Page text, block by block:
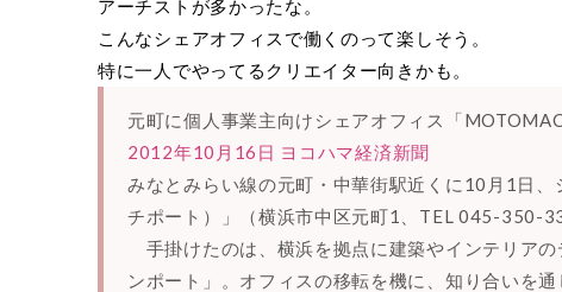
アーチストが多かったな。
こんなシェアオフィスで働くのって楽しそう。
特に一人でやってるクリエイター向きかも。
元町に個人事業主向けシェアオフィス「
2012年10月16日 ヨコハマ経済新聞
みなとみらい線の元町・中華街駅近くに10月1日
チポート）」（横浜市中区元町1、TEL 045-350-
手掛けたのは、横浜を拠点に建築やインテリア
ンポート」。オフィスの移転を機に、知り合いを